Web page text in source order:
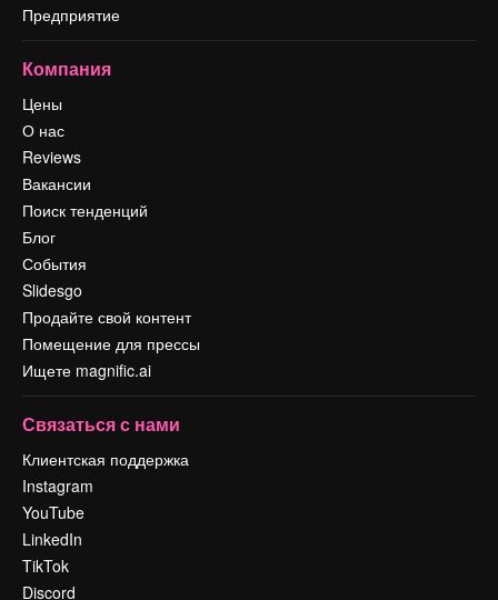
Предприятие
Компания
Цены
О нас
Reviews
Вакансии
Поиск тенденций
Блог
События
Slidesgo
Продайте свой контент
Помещение для прессы
Ищете magnific.ai
Связаться с нами
Клиентская поддержка
Instagram
YouTube
LinkedIn
TikTok
Discord